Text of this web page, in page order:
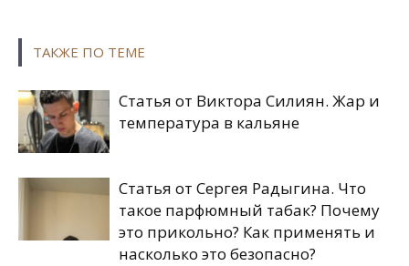
ТАКЖЕ ПО ТЕМЕ
Статья от Виктора Силиян. Жар и
температура в кальяне
Статья от Сергея Радыгина. Что
такое парфюмный табак? Почему
это прикольно? Как применять и
насколько это безопасно?